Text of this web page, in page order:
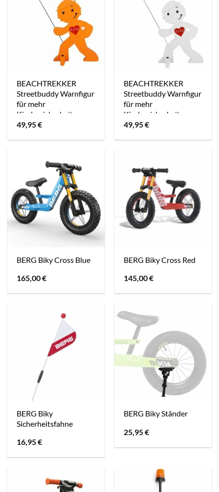
BEACHTREKKER
Streetbuddy Warnfigur
für mehr
Kindersicherheit –
orange
49,95€
BEACHTREKKER
Streetbuddy Warnfigur
für mehr
Kindersicherheit –
weiß
49,95€
BERG Biky Cross Blue
165,00€
BERG Biky Cross Red
145,00€
BERG Biky
Sicherheitsfahne
16,95€
BERG Biky Ständer
25,95€